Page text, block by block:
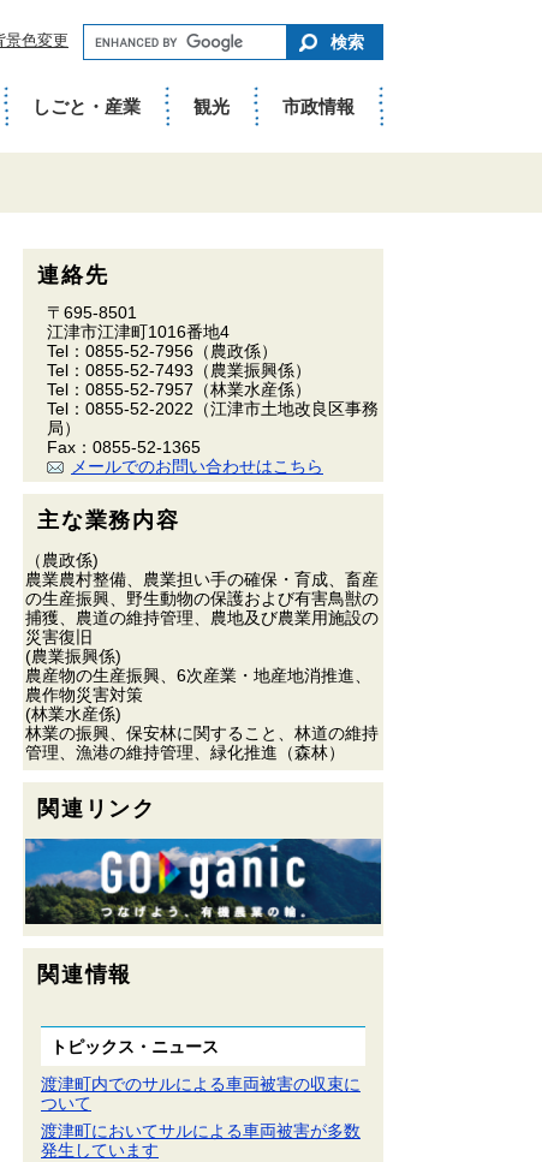
景色変更
ー
ワ
ド
で
が
しごと・産業 観光 市政情報
連絡先
〒695-8501
江津市江津町1016番地4
Tel：0855-52-7956 （農政係）
Tel：0855-52-7493 （農業振興係）
Tel：0855-52-7957 （林業水産係）
Tel：0855-52-2022 （江津市土地改良区事務
局）
Fax：0855-52-1365
メールでのお問い合わせはこちら
主な業務内容
（農政係)
農業農村整備、農業担い手の確保・育成、畜産
の生産振興、野生動物の保護および有害鳥獣の
捕獲、農道の維持管理、農地及び農業用施設の
災害復旧
(農業振興係)
農産物の生産振興、6次産業・地産地消推進、
農作物災害対策
(林業水産係)
林業の振興、保安林に関すること、林道の維持
管理、漁港の維持管理、緑化推進（森林）
関連リンク
関連情報
トピックス・ニュース
渡津町内でのサルによる車両被害の収束に
ついて
渡津町においてサルによる車両被害が多数
発生しています